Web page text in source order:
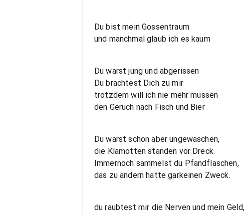
Du bist mein Gossentraum
und manchmal glaub ich es kaum
Du warst jung und abgerissen
Du brachtest Dich zu mir
trotzdem will ich nie mehr müssen
den Geruch nach Fisch und Bier
Du warst schön aber ungewaschen,
die Klamotten standen vor Dreck.
Immernoch sammelst du Pfandflaschen,
das zu ändern hätte garkeinen Zweck.
du raubtest mir die Nerven und mein Geld,